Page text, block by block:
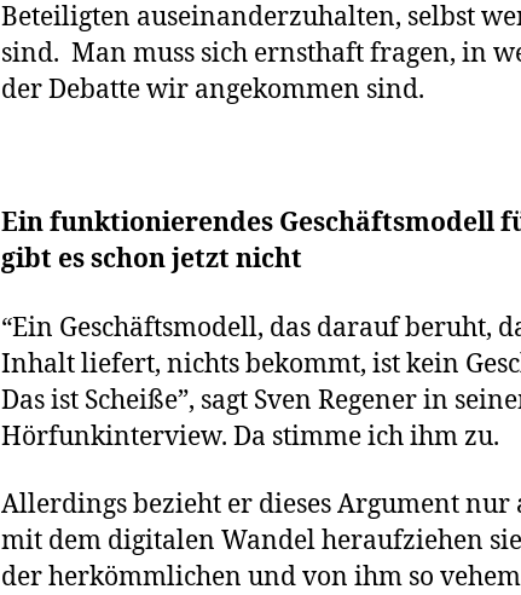
Beteiligten auseinanderzuhalten, selbst
sind. Man muss sich ernsthaft fragen, in
der Debatte wir angekommen sind.
Ein funktionierendes Geschäftsmodell
gibt es schon jetzt nicht
“Ein Geschäftsmodell, das darauf beruht,
Inhalt liefert, nichts bekommt, ist kein
Das ist Scheiße”, sagt Sven Regener in
Hörfunkinterview. Da stimme ich ihm zu.
Allerdings bezieht er dieses Argument nur
mit dem digitalen Wandel heraufziehen
der herkömmlichen und von ihm so